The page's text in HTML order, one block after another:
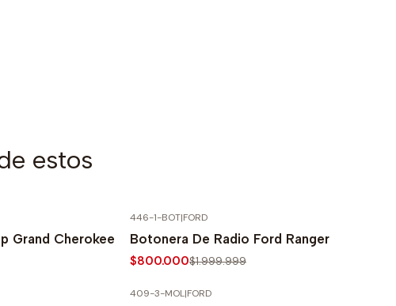
estos
Grand Cherokee
446-1-BOT|FORD
Botonera De Radio Ford Ranger
$800.000$1.999.999
409-3-MOL|FORD